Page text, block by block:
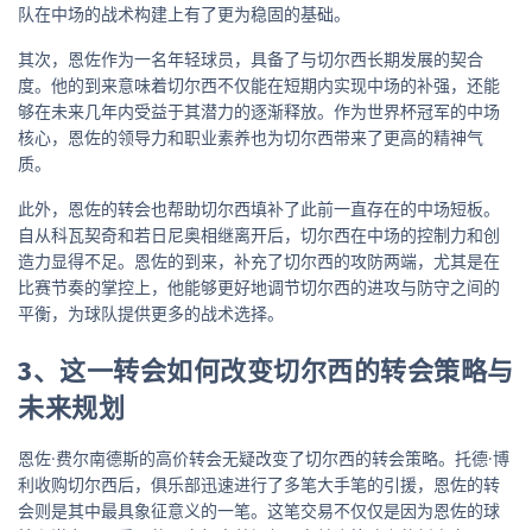
队在中场的战术构建上有了更为稳固的基础。
其次，恩佐作为一名年轻球员，具备了与切尔西长期发展的契合
度。他的到来意味着切尔西不仅能在短期内实现中场的补强，还能
够在未来几年内受益于其潜力的逐渐释放。作为世界杯冠军的中场
核心，恩佐的领导力和职业素养也为切尔西带来了更高的精神气
质。
此外，恩佐的转会也帮助切尔西填补了此前一直存在的中场短板。
自从科瓦契奇和若日尼奥相继离开后，切尔西在中场的控制力和创
造力显得不足。恩佐的到来，补充了切尔西的攻防两端，尤其是在
比赛节奏的掌控上，他能够更好地调节切尔西的进攻与防守之间的
平衡，为球队提供更多的战术选择。
3、这一转会如何改变切尔西的转会策略与
未来规划
恩佐·费尔南德斯的高价转会无疑改变了切尔西的转会策略。托德·博
利收购切尔西后，俱乐部迅速进行了多笔大手笔的引援，恩佐的转
会则是其中最具象征意义的一笔。这笔交易不仅仅是因为恩佐的球